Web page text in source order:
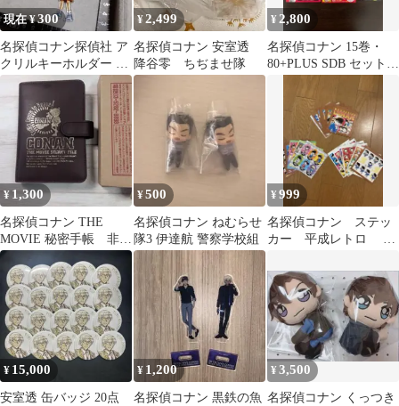
現在 ¥300
名探偵コナン探偵社 ア
クリルキーホルダー 江
戸川コナン 原作絵
¥2,499
名探偵コナン 安室透
降谷零 ちぢませ隊
¥ 2,800
名探偵コナン 15巻・
80+PLUS SDB セット
¥ 1,300
名探偵コナン THE
MOVIE 秘密手帳 非売
品 c
¥500
名探偵コナン ねむらせ
隊3 伊達航 警察学校組
¥999
名探偵コナン ステッ
カー 平成レトロ 当
¥ 15,000
安室透 缶バッジ 20点
¥ 1,200
名探偵コナン 黒鉄の魚
¥3,500
名探偵コナン くっつき